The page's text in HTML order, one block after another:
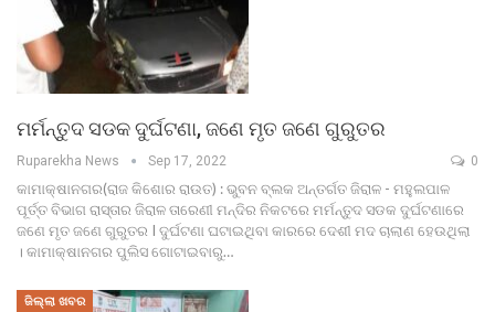
ମର୍ମନ୍ତୁଦ ସଡକ ଦୁର୍ଘଟଣା, ଜଣେ ମୃତ ଜଣେ ଗୁରୁତର
Ruparekha News Sep 17, 2022 0
କାମାକ୍ଷାନଗର(ରାଜ କିଶୋର ରାଉତ) : ଭୁବନ ବ୍ଲକ ଅନ୍ତର୍ଗତ ଜିରାଳ - ମହୁଲପାଳ
ପୂର୍ତ୍ତ ବିଭାଗ ରାସ୍ତାର ଜିରାଳ ତାରେଣୀ ମନ୍ଦିର ନିକଟରେ ମର୍ମନ୍ତୁଦ ସଡକ ଦୁର୍ଘଟଣାରେ
ଜଣେ ମୃତ ଜଣେ ଗୁରୁତର I ଦୁର୍ଘଟଣା ଘଟାଇଥିବା କାରରେ ଦେଶୀ ମଦ ଚାଲାଣ ହେଉଥିଲା
। କାମାକ୍ଷାନଗର ପୁଲିସ ଗୋଟାଇବାରୁ…
ଜିଲ୍ଲା ଖବର